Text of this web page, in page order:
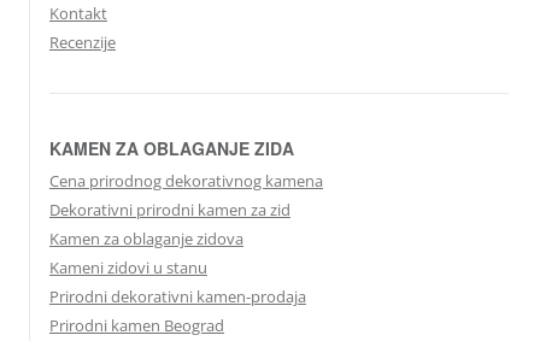
Kontakt
Recenzije
KAMEN ZA OBLAGANJE ZIDA
Cena prirodnog dekorativnog kamena
Dekorativni prirodni kamen za zid
Kamen za oblaganje zidova
Kameni zidovi u stanu
Prirodni dekorativni kamen-prodaja
Prirodni kamen Beograd